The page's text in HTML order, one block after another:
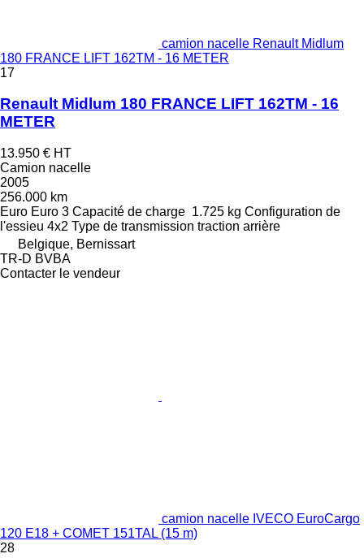
camion nacelle Renault Midlum
180 FRANCE LIFT 162TM - 16 METER
17
Renault Midlum 180 FRANCE LIFT 162TM - 16
METER
13.950 € HT
Camion nacelle
2005
256.000 km
Euro Euro 3 Capacité de charge 1.725 kg Configuration de
l'essieu 4x2 Type de transmission traction arrière
Belgique, Bernissart
TR-D BVBA
Contacter le vendeur
camion nacelle IVECO EuroCargo
120 E18 + COMET 151TAL (15 m)
28